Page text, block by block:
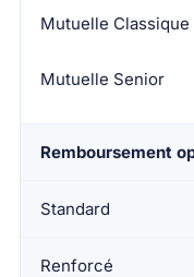
Mutuelle Classique
Mutuelle Senior
Remboursement
Standard
Renforcé